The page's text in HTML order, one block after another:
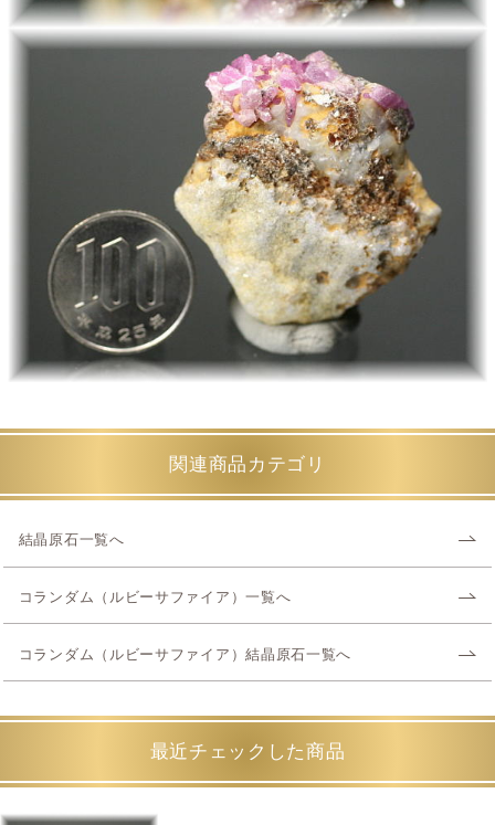
関連商品カテゴリ
結晶原石一覧へ
コランダム（ルビーサファイア）一覧へ
コランダム（ルビーサファイア）結晶原石一覧へ
最近チェックした商品